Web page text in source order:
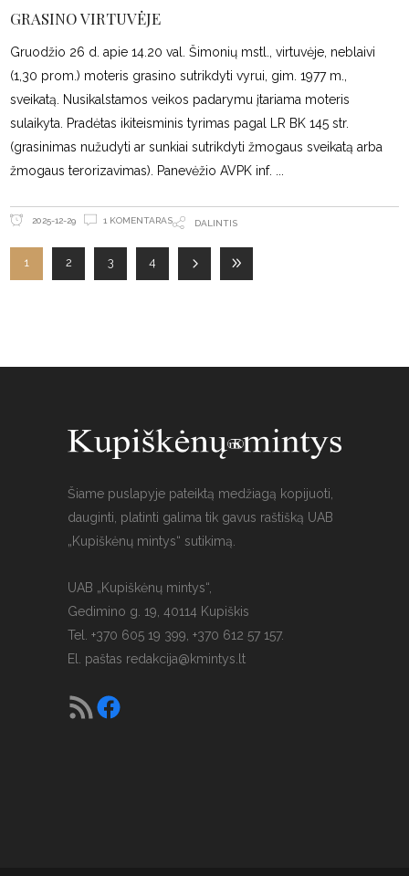
GRASINO VIRTUVĖJE
Gruodžio 26 d. apie 14.20 val. Šimonių mstl., virtuvėje, neblaivi
(1,30 prom.) moteris grasino sutrikdyti vyrui, gim. 1977 m.,
sveikatą. Nusikalstamos veikos padarymu įtariama moteris
sulaikyta. Pradėtas ikiteisminis tyrimas pagal LR BK 145 str.
(grasinimas nužudyti ar sunkiai sutrikdyti žmogaus sveikatą arba
žmogaus terorizavimas). Panevėžio AVPK inf.
2025-12-29 1 KOMENTARAS DALINTIS
1 2 3 4
Šiame puslapyje pateiktą medžiagą kopijuoti,
dauginti, platinti galima tik gavus raštišką UAB
„Kupiškėnų mintys“ sutikimą.
UAB „Kupiškėnų mintys“,
Gedimino g. 19, 40114 Kupiškis
Tel. +370 605 19 399, +370 612 57 157.
El. paštas redakcija@kmintys.lt